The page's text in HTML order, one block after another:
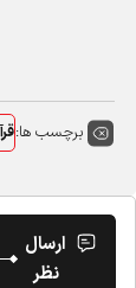
برچسب ها:قرآن
ارسال
نظر